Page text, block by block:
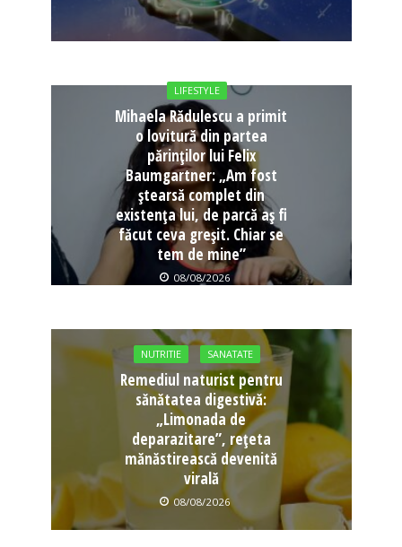
LIFESTYLE
Mihaela Rădulescu a primit
o lovitură din partea
părinților lui Felix
Baumgartner: „Am fost
ștearsă complet din
existența lui, de parcă aș fi
făcut ceva greșit. Chiar se
tem de mine”
08/08/2026
NUTRITIE SANATATE
Remediul naturist pentru
sănătatea digestivă:
„Limonada de
deparazitare”, rețeta
mănăstirească devenită
virală
08/08/2026